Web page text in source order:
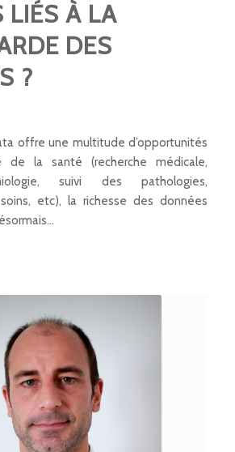
LIÉS À LA
DES
?
offre une multitude d’opportunités
de la santé (recherche médicale,
suivi des pathologies,
etc), la richesse des données